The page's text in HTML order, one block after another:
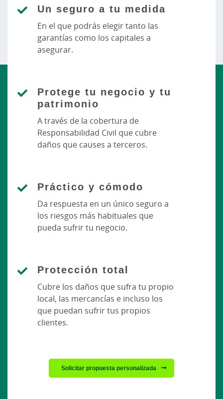
Un seguro a tu medida
En el que podrás elegir tanto las
garantías como los capitales a
asegurar.
Protege tu negocio y tu
patrimonio
A través de la cobertura de
Responsabilidad Civil que cubre
daños que causes a terceros.
Práctico y cómodo
Da respuesta en un único seguro a
los riesgos más habituales que
pueda sufrir tu negocio.
Protección total
Cubre los daños que sufra tu propio
local, las mercancías e incluso los
que puedan sufrir tus propios
clientes.
Solicitar propuesta personalizada